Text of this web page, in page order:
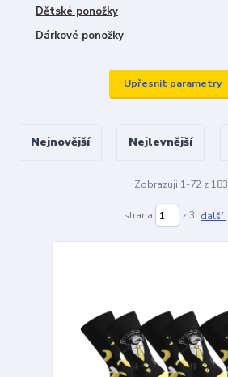
Dětské ponožky
Dárkové ponožky
Upřesnit parametry
Nejnovější Nejlevnější
Zobrazuji 1-72 z 183
strana z 3 další